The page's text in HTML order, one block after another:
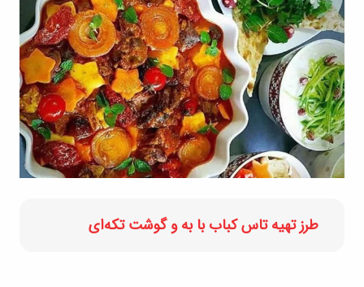
طرز تهیه تاس کباب با به و گوشت تکه‌ای